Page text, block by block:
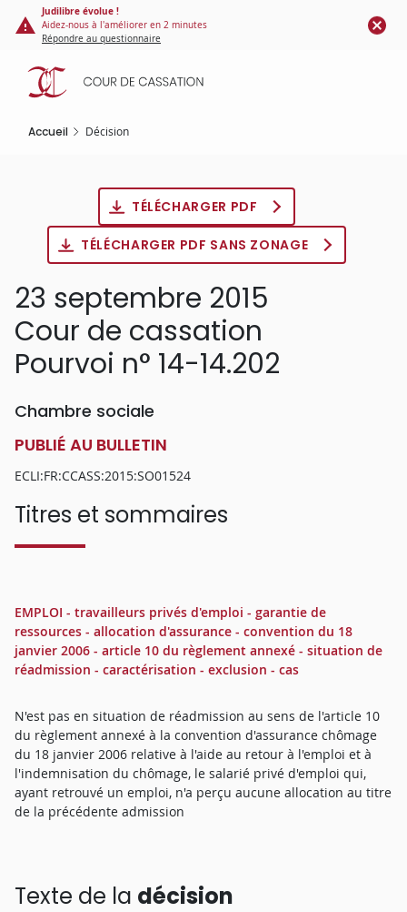
Panneau de gestion des cookies
contenu
principal
Judilibre évolue !
Aidez-nous à l'améliorer en 2 minutes
Répondre au questionnaire
Accueil Décision
TÉLÉCHARGER PDF
TÉLÉCHARGER PDF SANS ZONAGE
23 septembre 2015
Cour de cassation
Pourvoi n° 14-14.202
Chambre sociale
PUBLIÉ AU BULLETIN
ECLI:FR:CCASS:2015:SO01524
Titres et sommaires
EMPLOI - travailleurs privés d'emploi - garantie de
ressources - allocation d'assurance - convention du 18
janvier 2006 - article 10 du règlement annexé - situation de
réadmission - caractérisation - exclusion - cas
N'est pas en situation de réadmission au sens de l'article 10
du règlement annexé à la convention d'assurance chômage
du 18 janvier 2006 relative à l'aide au retour à l'emploi et à
l'indemnisation du chômage, le salarié privé d'emploi qui,
ayant retrouvé un emploi, n'a perçu aucune allocation au titre
de la précédente admission
Texte de la décision